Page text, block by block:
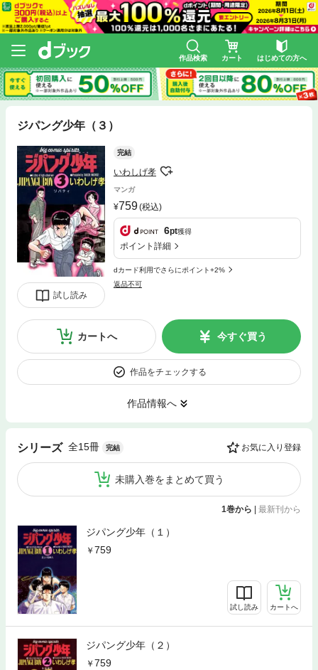
作品検索 カート はじめての方へ
ジパング少年（３）
試し読み
完結
いわしげ孝
マンガ
759(税込)
6pt獲得
ポイント詳細
dカード利用でさらにポイント+2%
返品不可
カートへ 今すぐ買う
作品をチェックする
作品情報へ
シリーズ 全15冊 完結 お気に入り登録
未購入巻をまとめて買う
1巻から | 最新刊から
ジパング少年（１）
759
試し読み カートへ
ジパング少年（２）
759